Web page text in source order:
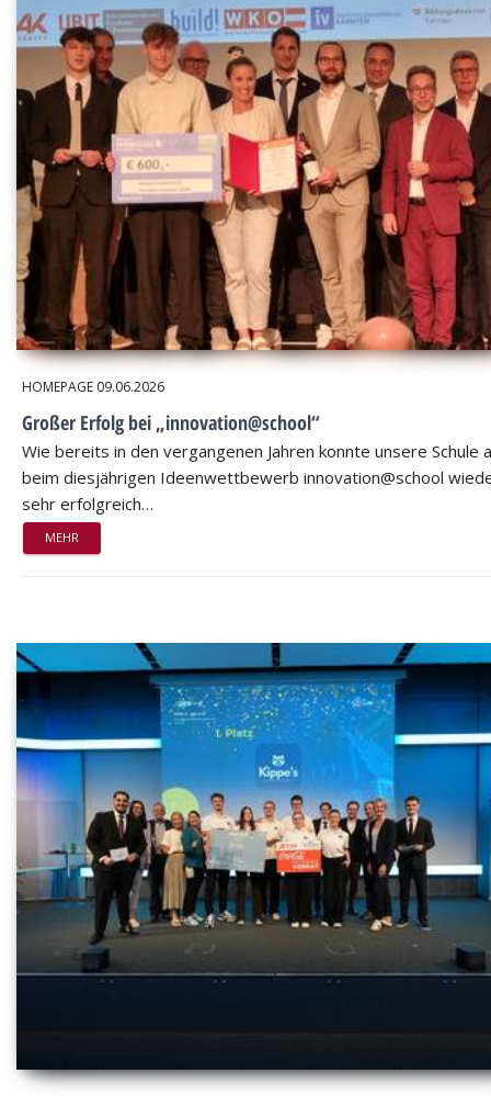
HOMEPAGE 09.06.2026
Großer Erfolg bei „innovation@school“
Wie bereits in den vergangenen Jahren konnte unsere Schule
beim diesjährigen Ideenwettbewerb innovation@school
sehr erfolgreich…
MEHR